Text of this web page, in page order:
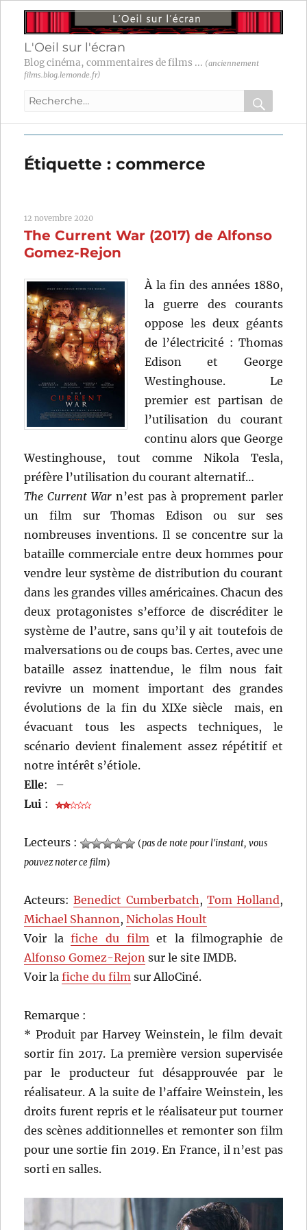
L'Oeil sur l'écran
Blog cinéma, commentaires de films ... (anciennement
films.blog.lemonde.fr)
Recherche
:
OK
Étiquette :commerce
12 novembre 2020
The Current War (2017) de Alfonso
Gomez-Rejon
À la fin des années 1880,
la guerre des courants
oppose les deux géants
de l’électricité : Thomas
Edison et George
Westinghouse. Le
premier est partisan de
l’utilisation du courant
continu alors que George
Westinghouse, tout comme Nikola Tesla,
préfère l’utilisation du courant alternatif…
The Current War n’est pas à proprement parler
un film sur Thomas Edison ou sur ses
nombreuses inventions. Il se concentre sur la
bataille commerciale entre deux hommes pour
vendre leur système de distribution du courant
dans les grandes villes américaines. Chacun des
deux protagonistes s’efforce de discréditer le
système de l’autre, sans qu’il y ait toutefois de
malversations ou de coups bas. Certes, avec une
bataille assez inattendue, le film nous fait
revivre un moment important des grandes
évolutions de la fin du XIXe siècle mais, en
évacuant tous les aspects techniques, le
scénario devient finalement assez répétitif et
notre intérêt s’étiole.
Elle:
–
Lui :
Lecteurs : (pas de note pour l'instant, vous
pouvez noter ce film)
Acteurs:Benedict Cumberbatch, Tom Holland,
Michael Shannon,Nicholas Hoult
Voir lafiche du filmet la filmographie de
Alfonso Gomez-Rejon sur le site IMDB.
Voir lafiche du film sur AlloCiné.
Remarque :
* Produit par Harvey Weinstein, le film devait
sortir fin 2017. La première version supervisée
par le producteur fut désapprouvée par le
réalisateur. A la suite de l’affaire Weinstein, les
droits furent repris et le réalisateur put tourner
des scènes additionnelles et remonter son film
pour une sortie fin 2019. En France, il n’est pas
sorti en salles.